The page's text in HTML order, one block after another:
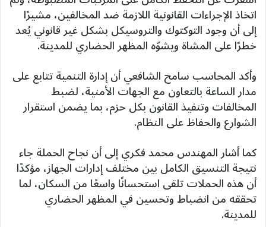
اتخاذ الإجراءات القانونية اللازمة ضد المخالفين، مشيرًا
إلى أن وجود التوكتوك والتروسيكل بشكل غير قانوني يُعد
خطرًا على المشاة ويشوّه المظهر الحضاري للمدينة.
وأكد المحاسب سامح الشافعي أن إدارة التنمية تتابع على
مدار الساعة بالتعاون مع الجهات الأمنية، لضبط
المخالفات وتنفيذ القانون بكل حزم، بما يضمن استقرار
الشوارع والحفاظ على النظام.
كما أشار المهندس محمد فكري إلى أن نجاح الحملة جاء
نتيجة التنسيق الكامل بين مختلف إدارات الجهاز، مؤكدًا
أن هذه الحملات تلقى استحسانًا واسعًا من السكان، لما
تحققه من انضباط وتحسين في المظهر الحضاري
للمدينة.